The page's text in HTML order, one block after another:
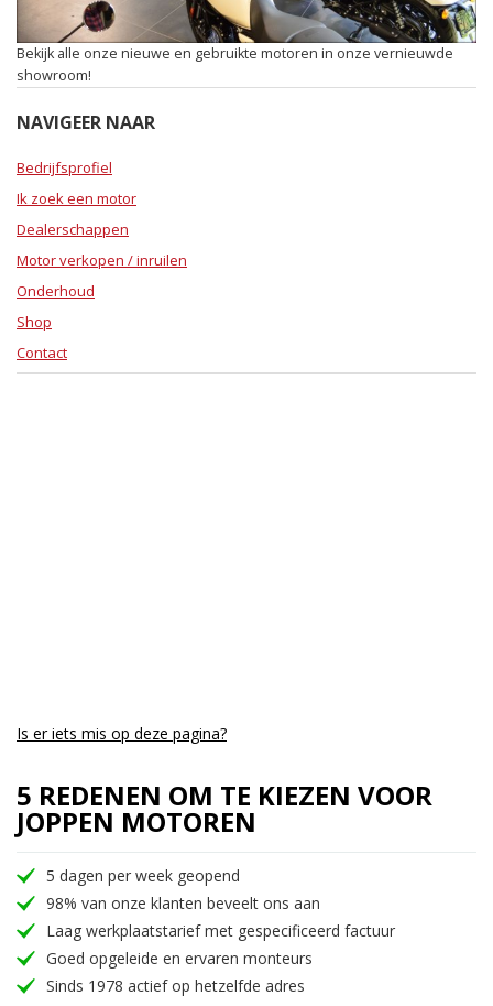
Bekijk alle onze nieuwe en gebruikte motoren in onze vernieuwde
showroom!
NAVIGEER NAAR
Bedrijfsprofiel
Ik zoek een motor
Dealerschappen
Motor verkopen / inruilen
Onderhoud
Shop
Contact
Is er iets mis op deze pagina?
5 REDENEN OM TE KIEZEN VOOR
JOPPEN MOTOREN
5 dagen per week geopend
98% van onze klanten beveelt ons aan
Laag werkplaatstarief met gespecificeerd factuur
Goed opgeleide en ervaren monteurs
Sinds 1978 actief op hetzelfde adres